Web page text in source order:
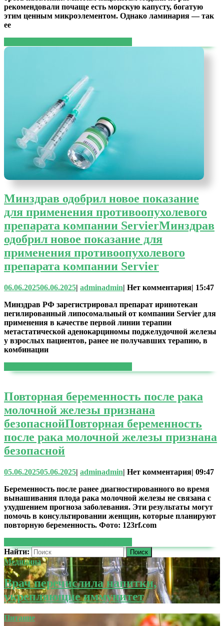
рекомендовали почаще есть морскую капусту, богатую
этим ценным микроэлементом. Однако ламинария — так
ее
Минздрав одобрил новое показание
для применения противоопухолевого
препарата компании ServierМинздрав
одобрил новое показание для
применения противоопухолевого
препарата компании Servier
06.06.202506.06.2025| adminadmin| Нет комментария| 15:47
Минздрав РФ зарегистрировал препарат иринотекан
пегилированный липосомальный от компании Servier для
применения в качестве первой линии терапии
метастатической аденокарциномы поджелудочной железы
у взрослых пациентов, ранее не получавших терапию, в
комбинации
Повторная беременность после рака
молочной железы признана
безопаснойПовторная беременность
после рака молочной железы признана
безопасной
05.06.202505.06.2025| adminadmin| Нет комментария| 09:47
Беременность после ранее диагностированного во время
вынашивания плода рака молочной железы не связана с
ухудшением прогноза заболевания. Эти результаты могут
помочь в консультировании женщин, которые планируют
повторную беременность. Фото: 123rf.com
Найти:
Медицина
Врач перечислила напитки,
укрепляющие иммунитет
Питание